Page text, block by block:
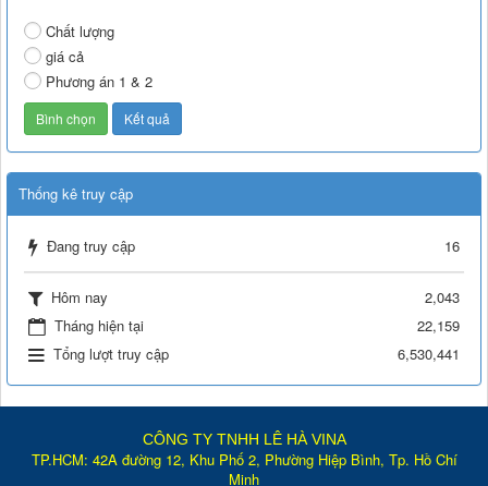
Chất lượng
giá cả
Phương án 1 & 2
Thống kê truy cập
Đang truy cập 16
Hôm nay
2,043
Tháng hiện tại
22,159
Tổng lượt truy cập
6,530,441
CÔNG TY TNHH LÊ HÀ VINA
TP.HCM: 42A đường 12, Khu Phố 2, Phường Hiệp Bình, Tp. Hồ Chí
Minh